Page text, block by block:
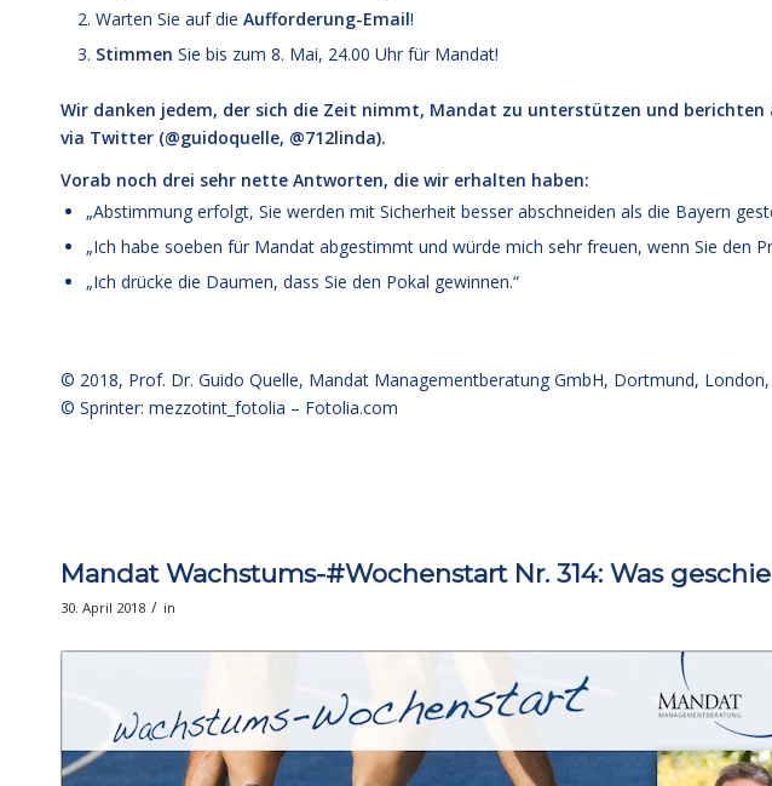
Warten Sie auf die Aufforderung-Email!
Stimmen Sie bis zum 8. Mai, 24.00 Uhr für Mandat!
Wir danken jedem, der sich die Zeit nimmt, Mandat zu unterstützen und berichten
via Twitter (@guidoquelle, @712linda).
Vorab noch drei sehr nette Antworten, die wir erhalten haben:
„Abstimmung erfolgt, Sie werden mit Sicherheit besser abschneiden als die Bayern
„Ich habe soeben für Mandat abgestimmt und würde mich sehr freuen, wenn Sie den
„Ich drücke die Daumen, dass Sie den Pokal gewinnen.“
© 2018, Prof. Dr. Guido Quelle, Mandat Managementberatung GmbH, Dortmund, London,
© Sprinter: mezzotint_fotolia – Fotolia.com
Mandat Wachstums-#Wochenstart Nr. 314: Was
30. April 2018 / in